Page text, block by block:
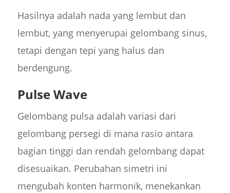
Hasilnya adalah nada yang lembut dan
lembut, yang menyerupai gelombang sinus,
tetapi dengan tepi yang halus dan
berdengung.
Pulse Wave
Gelombang pulsa adalah variasi dari
gelombang persegi di mana rasio antara
bagian tinggi dan rendah gelombang dapat
disesuaikan. Perubahan simetri ini
mengubah konten harmonik, menekankan